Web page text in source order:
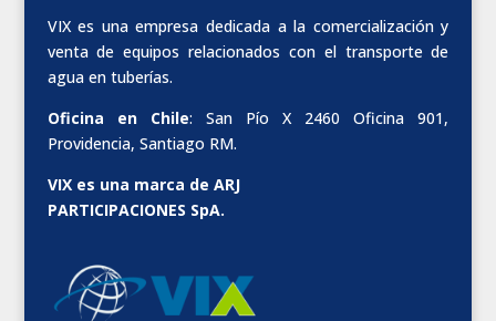
VIX es una empresa dedicada a la comercialización y
venta de equipos relacionados con el transporte de
agua en tuberías.
Oficina en Chile: San Pío X 2460 Oficina 901,
Providencia, Santiago RM.
VIX es una marca de ARJ
PARTICIPACIONES SpA.